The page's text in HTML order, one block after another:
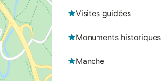
Visites guidées
Monuments historiques
Manche